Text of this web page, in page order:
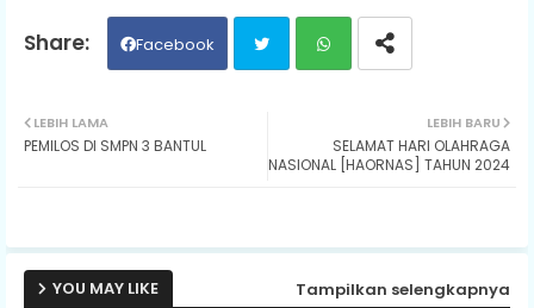
Facebook
ats
p
LEBIH BARU
SELAMAT HARI OLAHRAGA
NASIONAL [HAORNAS] TAHUN 2024
LEBIH LAMA
PEMILOS DI SMPN 3 BANTUL
YOU MAY LIKE Tampilkan selengkapnya